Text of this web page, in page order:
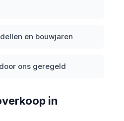
en bouwjaren
ons geregeld
in